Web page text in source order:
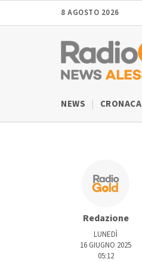
8 AGOSTO 2026
NEWS CRONACA
Redazione
LUNEDÌ
16 GIUGNO 2025
05:12